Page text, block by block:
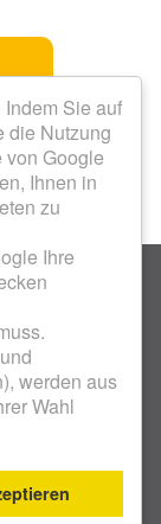
Sie auf
die Nutzung
Google
Ihnen in
zu
Ihre
werden aus
Wahl
Uhr
18 800 .
EG .
GERA |